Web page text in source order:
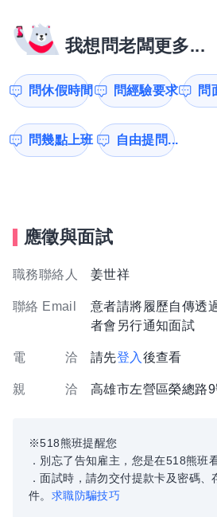
我想問老闆更多...
問休假時間 問經驗要求 問
問幾點上班 自由提問...
應徵與面試
職務聯絡人 姜世祥
聯絡 Email
意者請將履歷自傳透
者會另行通知面試
電 洽 請先登入 後查看
親 洽 高雄市左營區榮總路9
※518熊班提醒您
．別忘了告知雇主，您是在518熊班
．面試時，請勿交付提款卡及密碼
件。 求職防騙技巧